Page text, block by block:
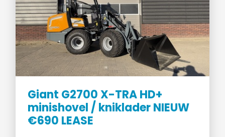
Giant G2700 X-TRA HD+
minishovel / kniklader NIEUW
€690 LEASE